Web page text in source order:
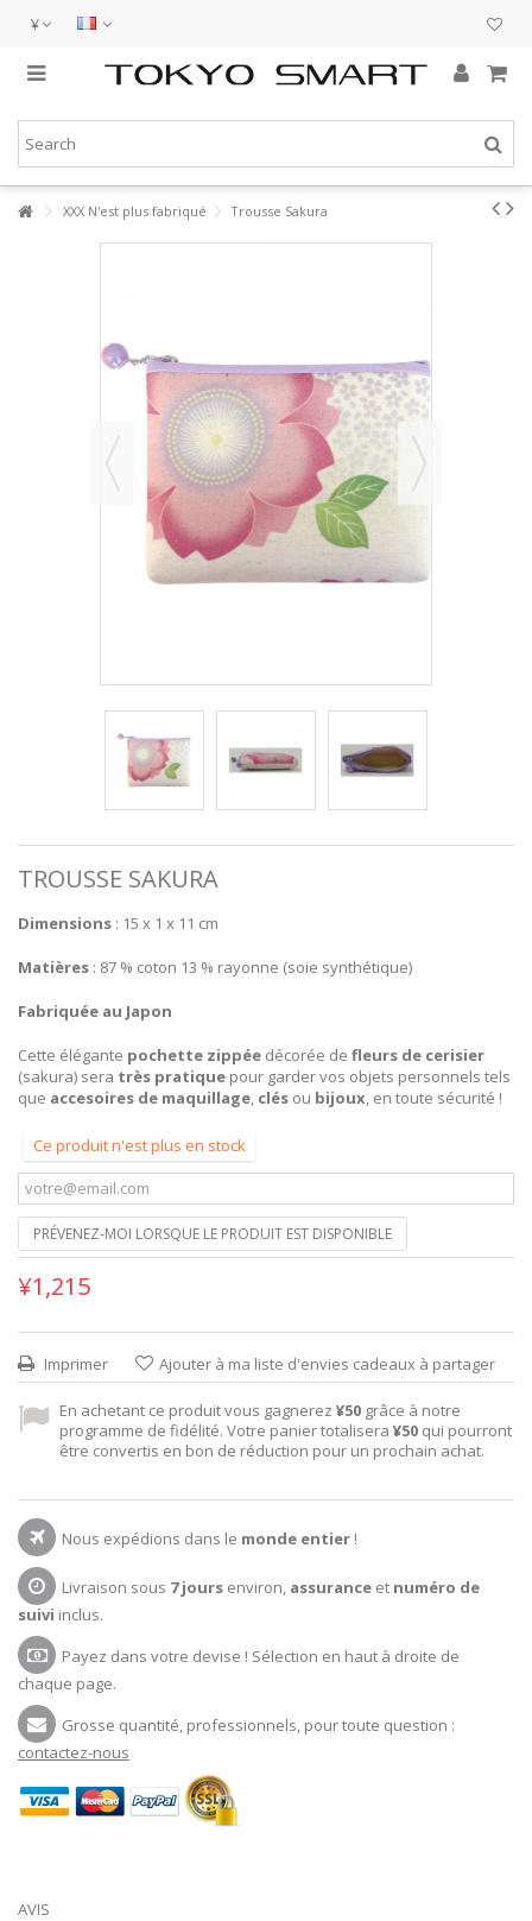
¥
XXX N'est plus fabriqué Trousse Sakura
TROUSSE SAKURA
Dimensions : 15 x 1 x 11 cm
Matières : 87 % coton 13 % rayonne (soie synthétique)
Fabriquée au Japon
Cette élégante pochette zippée décorée de fleurs de cerisier
(sakura) sera très pratique pour garder vos objets personnels tels
que accesoires de maquillage, clés ou bijoux, en toute sécurité !
Ce produit n'est plus en stock
PRÉVENEZ-MOI LORSQUE LE PRODUIT EST DISPONIBLE
¥1,215
Imprimer Ajouter à ma liste d'envies cadeaux à partager
En achetant ce produit vous gagnerez ¥50 grâce à notre
programme de fidélité. Votre panier totalisera ¥50 qui pourront
être convertis en bon de réduction pour un prochain achat.
Nous expédions dans le monde entier !
Livraison sous 7 jours environ, assurance et numéro de
suivi inclus.
Payez dans votre devise ! Sélection en haut à droite de
chaque page.
Grosse quantité, professionnels, pour toute question :
contactez-nous
AVIS